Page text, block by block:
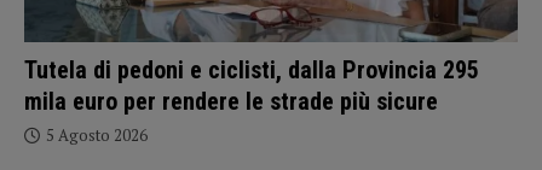
Tutela di pedoni e ciclisti, dalla Provincia 295
mila euro per rendere le strade più sicure
5 Agosto 2026